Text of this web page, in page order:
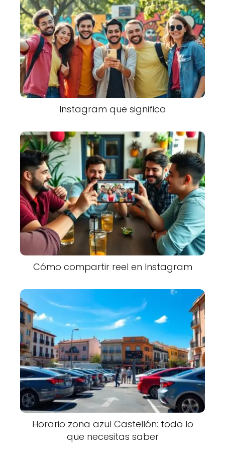
Instagram que significa
Cómo compartir reel en Instagram
Horario zona azul Castellón: todo lo
que necesitas saber